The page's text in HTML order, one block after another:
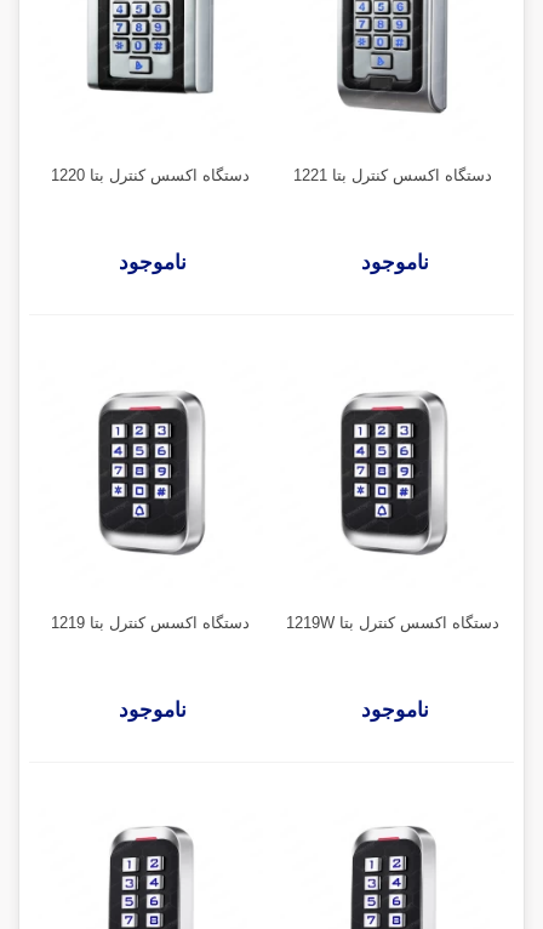
دستگاه اکسس کنترل بتا 1221
ناموجود
دستگاه اکسس کنترل بتا 1220
ناموجود
دستگاه اکسس کنترل بتا 1219W
ناموجود
دستگاه اکسس کنترل بتا 1219
ناموجود